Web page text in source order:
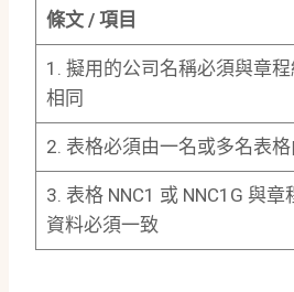
條文 / 項目
1. 擬用的公司名稱必須與章
相同
2. 表格必須由一名或多名表
3. 表格 NNC1 或 NNC1G 與
資料必須一致